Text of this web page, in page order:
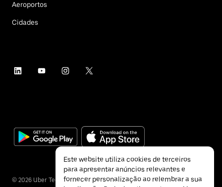
Aeroportos
Cidades
© 2026 Uber Technologies Inc.
Este website utiliza cookies de terceiros
para apresentar anúncios relevantes e
fornecer personalização ao relembrar a sua